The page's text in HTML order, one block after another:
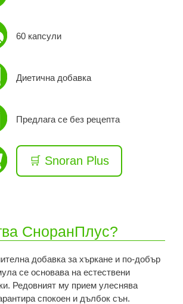
60 капсули
Диетична добавка
Предлага се без рецепта
🛒 Snoran Plus
СноранПлус?
добавка за хъркане и по-добър
се основава на естествени
Редовният му прием улеснява
спокоен и дълбок сън.